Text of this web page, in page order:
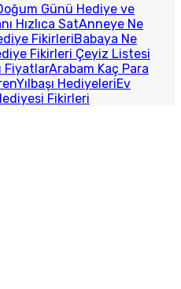
Günü Hediye ve
Hızlıca SatAnneye Ne
FikirleriBabaya Ne
Fikirleri Çeyiz Listesi
FiyatlarArabam Kaç Para
Yılbaşı HediyeleriEv
Fikirleri